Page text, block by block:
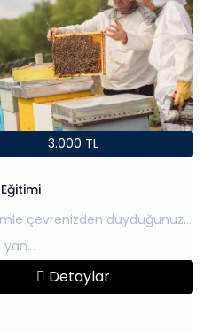
3.000 TL
Eğitimi
çevrenizden duyduğunuz
Detaylar